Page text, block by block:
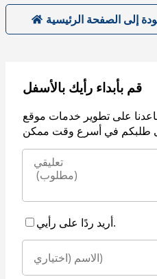
إلى الصفحة الرئيسية
قم بأبداء رأيك بالأسفل
على تطوير خدمات موقع
أريد ردًا على رأيي.